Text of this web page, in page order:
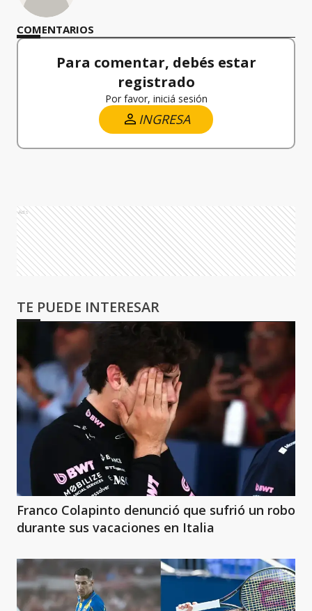
COMENTARIOS
Para comentar, debés estar
registrado
Por favor, iniciá sesión
INGRESA
Ads
TE PUEDE INTERESAR
Franco Colapinto denunció que sufrió un robo
durante sus vacaciones en Italia